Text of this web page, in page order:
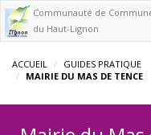
Communauté de
du Haut-Lignon
ACCUEIL
GUIDES PRATIQUE
MAIRIE DU MAS DE TENCE